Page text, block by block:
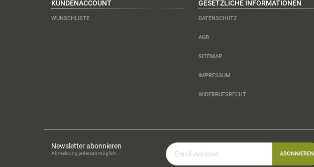
KUNDENACCOUNT
WUNSCHLISTE
GESETZLICHE INFORMATIONEN
DATENSCHUTZ
AGB
SITEMAP
IMPRESSUM
WIDERRUFSRECHT
Newsletter abonnieren
Abmeldung jederzeit möglich
Email-
Adresse
ABONNIEREN